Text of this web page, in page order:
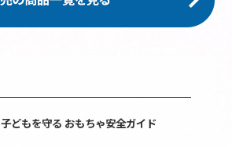
子どもを守る おもちゃ安全ガイド